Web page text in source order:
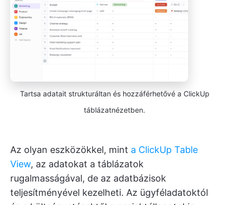
Tartsa adatait strukturáltan és hozzáférhetővé a ClickUp
táblázatnézetben.
Az olyan eszközökkel, mint a ClickUp Table
View, az adatokat a táblázatok
rugalmasságával, de az adatbázisok
teljesítményével kezelheti. Az ügyféladatoktól